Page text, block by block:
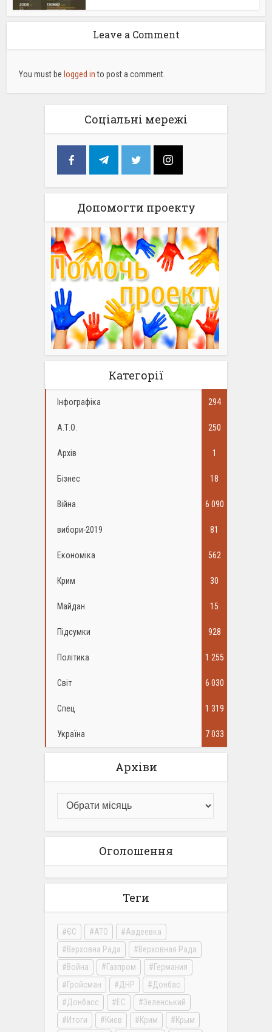
Leave a Comment
You must be logged into post a comment.
Соціальні мережі
Допомогти проекту
Категорії
Інфографіка 294
А.Т.О. 250
Архів 1
Бізнес 18
Війна 6 090
вибори-2019 81
Економіка 562
Крим 30
Майдан 15
Підсумки 928
Політика 1 255
Світ 6 030
Спец 1 319
Україна 7 033
Архіви
Оголошення
Теги
ЄС АТО
Авдеевка
Верховна Рада
Верховная Рада
Война
Газпром
Германия
Гройсман
ДНР
Донбас
Донбасс
ЕС
Зеленський
Итоги
Киев Крим Крым